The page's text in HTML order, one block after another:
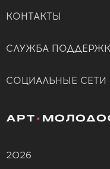
КОНТАКТЫ
СЛУЖБА
СОЦИАЛЬНЫЕ СЕТИ
2026